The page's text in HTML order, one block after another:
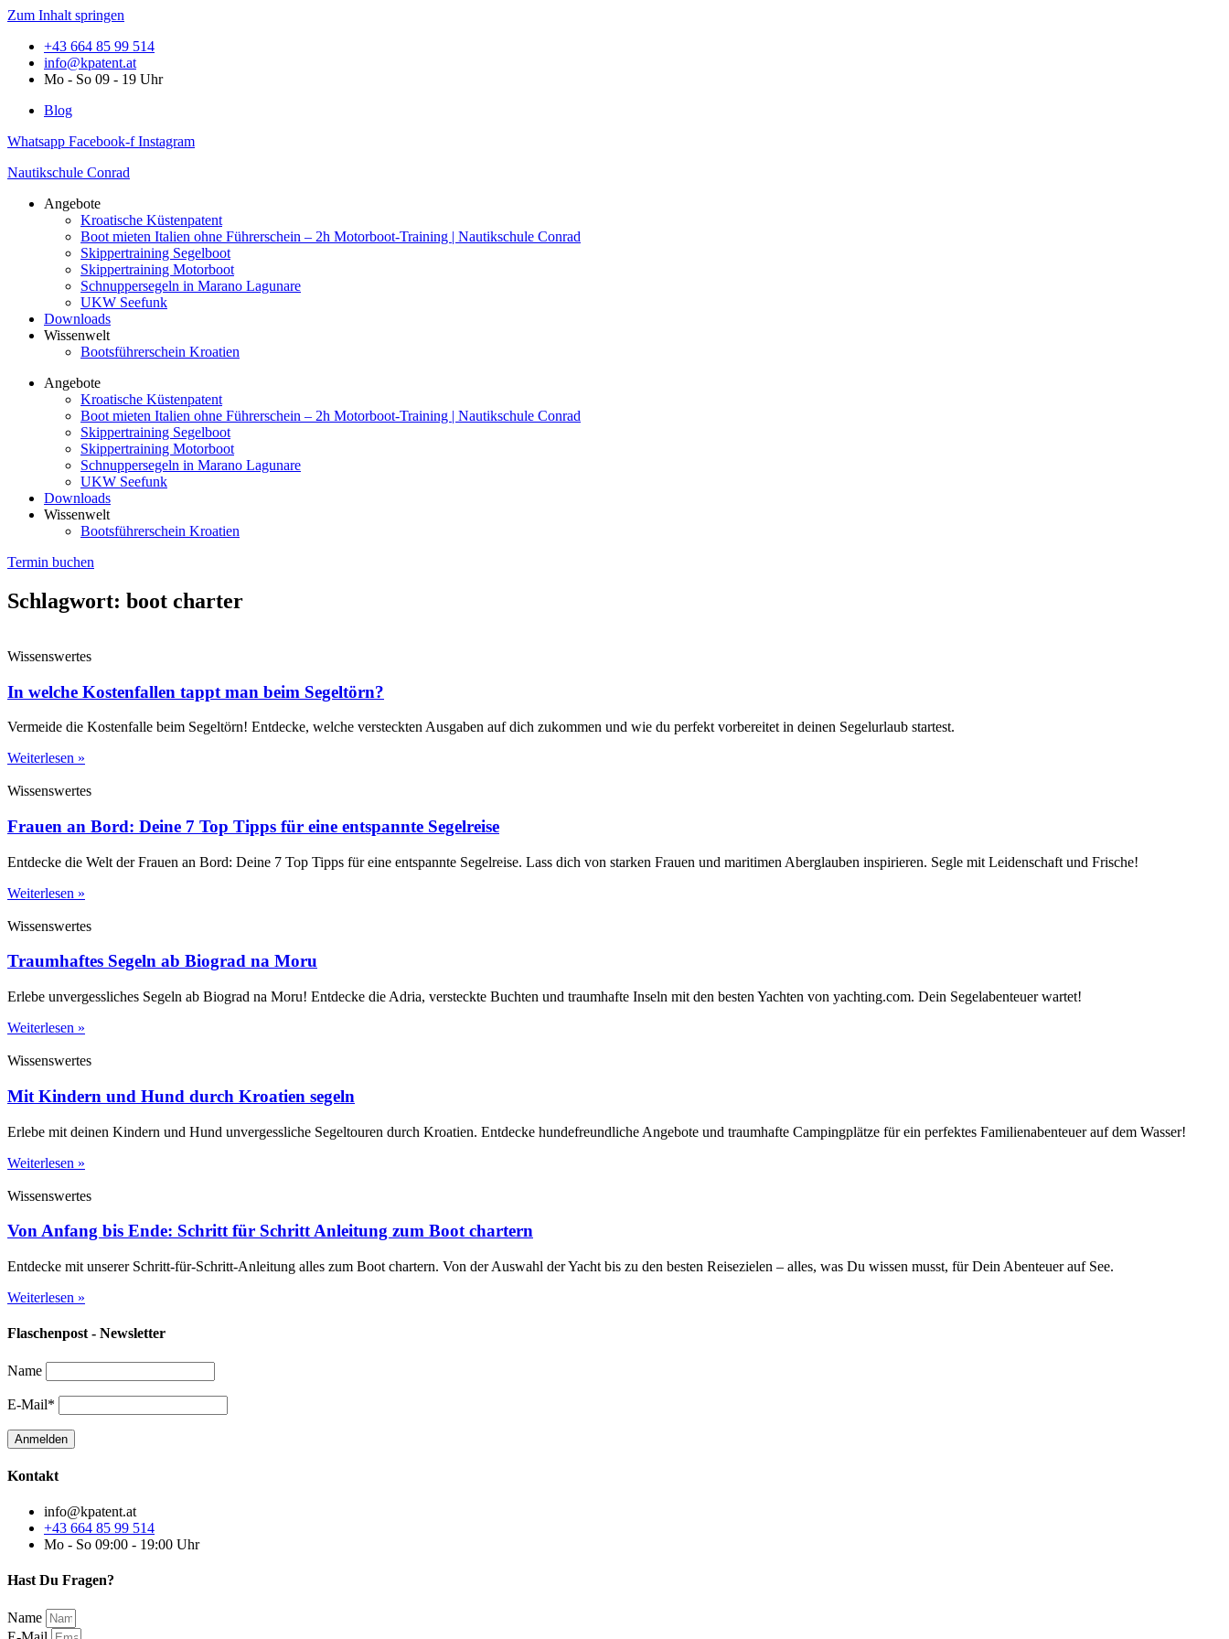
Zum Inhalt springen
+43 664 85 99 514
info@kpatent.at
Mo - So 09 - 19 Uhr
Blog
Whatsapp Facebook-f Instagram
Nautikschule Conrad
Angebote
Kroatische Küstenpatent
Boot mieten Italien ohne Führerschein – 2h Motorboot-Training | Nautikschule Conrad
Skippertraining Segelboot
Skippertraining Motorboot
Schnuppersegeln in Marano Lagunare
UKW Seefunk
Downloads
Wissenwelt
Bootsführerschein Kroatien
Angebote
Kroatische Küstenpatent
Boot mieten Italien ohne Führerschein – 2h Motorboot-Training | Nautikschule Conrad
Skippertraining Segelboot
Skippertraining Motorboot
Schnuppersegeln in Marano Lagunare
UKW Seefunk
Downloads
Wissenwelt
Bootsführerschein Kroatien
Termin buchen
Schlagwort: boot charter
Wissenswertes
In welche Kostenfallen tappt man beim Segeltörn?
Vermeide die Kostenfalle beim Segeltörn! Entdecke, welche versteckten Ausgaben auf dich zukommen und wie du perfekt vorbereitet in deinen Segelurlaub startest.
Weiterlesen »
Wissenswertes
Frauen an Bord: Deine 7 Top Tipps für eine entspannte Segelreise
Entdecke die Welt der Frauen an Bord: Deine 7 Top Tipps für eine entspannte Segelreise. Lass dich von starken Frauen und maritimen Aberglauben inspirieren. Segle mit Leidenschaft und Frische!
Weiterlesen »
Wissenswertes
Traumhaftes Segeln ab Biograd na Moru
Erlebe unvergessliches Segeln ab Biograd na Moru! Entdecke die Adria, versteckte Buchten und traumhafte Inseln mit den besten Yachten von yachting.com. Dein Segelabenteuer wartet!
Weiterlesen »
Wissenswertes
Mit Kindern und Hund durch Kroatien segeln
Erlebe mit deinen Kindern und Hund unvergessliche Segeltouren durch Kroatien. Entdecke hundefreundliche Angebote und traumhafte Campingplätze für ein perfektes Familienabenteuer auf dem Wasser!
Weiterlesen »
Wissenswertes
Von Anfang bis Ende: Schritt für Schritt Anleitung zum Boot chartern
Entdecke mit unserer Schritt-für-Schritt-Anleitung alles zum Boot chartern. Von der Auswahl der Yacht bis zu den besten Reisezielen – alles, was Du wissen musst, für Dein Abenteuer auf See.
Weiterlesen »
Flaschenpost - Newsletter
Name
E-Mail*
Kontakt
info@kpatent.at
+43 664 85 99 514
Mo - So 09:00 - 19:00 Uhr
Hast Du Fragen?
Name